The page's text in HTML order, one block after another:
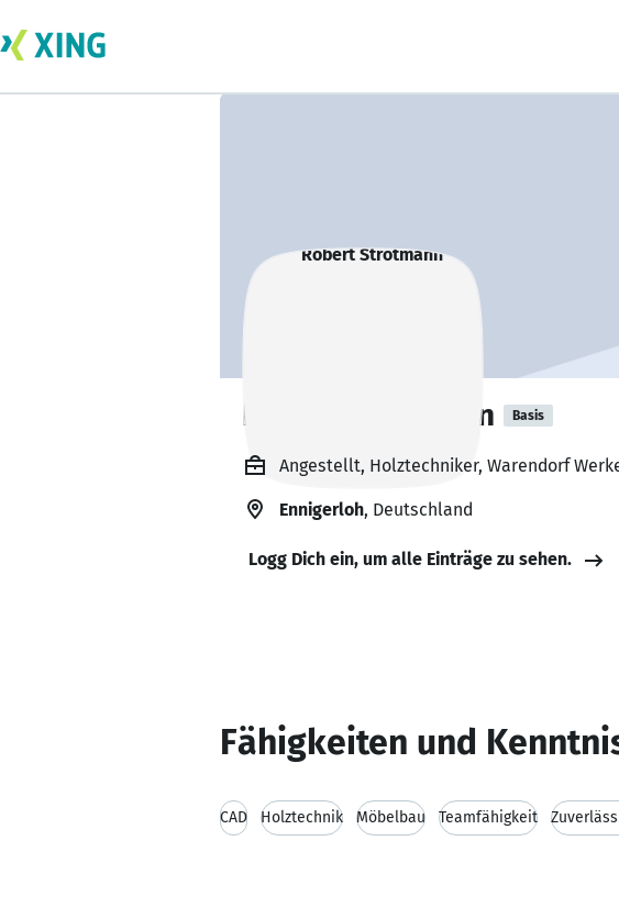
Robert Strotmann Basis
Angestellt, Holztechniker, Warendorf
Ennigerloh, Deutschland
Logg Dich ein, um alle Einträge zu sehen.
Fähigkeiten und
CAD Holztechnik Möbelbau Teamfähigkeit